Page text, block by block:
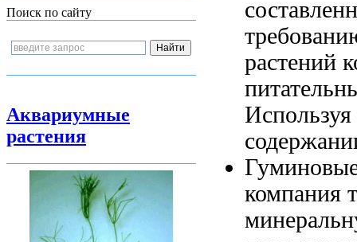
Поиск по сайту
Аквариумные
растения
растений
компания